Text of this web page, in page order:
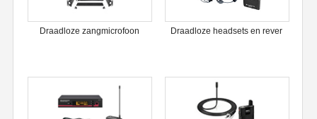
Draadloze zangmicrofoon Draadloze headsets en rever